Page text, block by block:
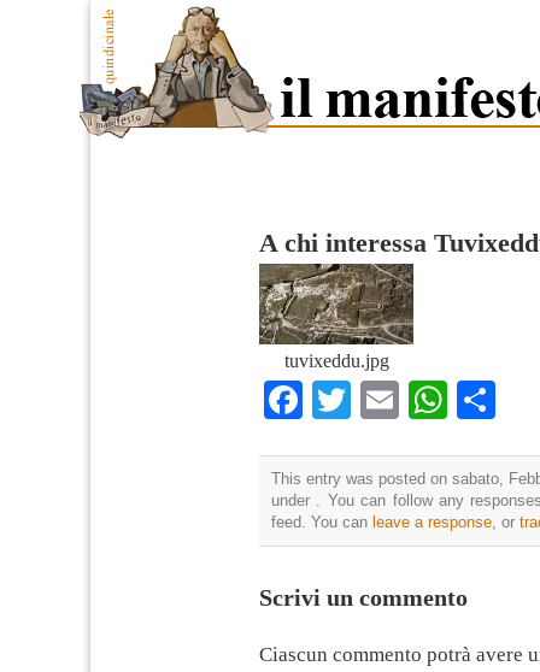
A chi interessa
tuvixeddu.jpg
Facebook
Twitter
Email
This entry was posted on sabato,
under . You can follow any
feed. You can leave a response , or
Scrivi un commento
Ciascun commento potrà avere